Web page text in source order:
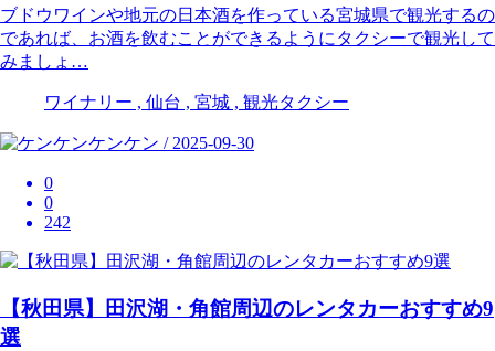
ブドウワインや地元の日本酒を作っている宮城県で観光するの
であれば、お酒を飲むことができるようにタクシーで観光して
みましょ…
ワイナリー , 仙台 , 宮城 , 観光タクシー
ケンケン / 2025-09-30
0
0
242
【秋田県】田沢湖・角館周辺のレンタカーおすすめ9
選